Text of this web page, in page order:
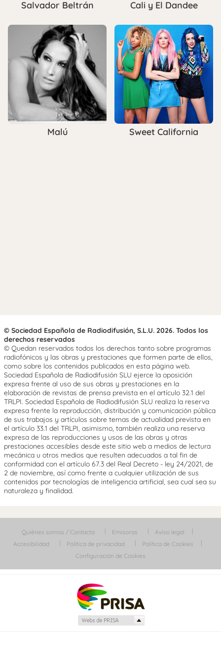
Salvador Beltrán Cali y El Dandee
Malú Sweet California
© Sociedad Española de Radiodifusión, S.L.U. 2026. Todos los
derechos reservados
© Quedan reservados todos los derechos tanto sobre programas
radiofónicos y las obras y prestaciones que formen parte de ellos,
como sobre los contenidos publicados en esta página web.
Sociedad Española de Radiodifusión SLU ejerce la oposición
expresa frente al uso de sus obras y prestaciones en la
elaboración de revistas de prensa prevista en el artículo 32.1 del
TRLPI. Sociedad Española de Radiodifusión SLU realiza la reserva
expresa frente la reproducción, distribución y comunicación pública
de sus trabajos y artículos sobre temas de actualidad prevista en
el artículo 33.1 del TRLPI, asimismo, también realiza una reserva
expresa de las reproducciones y usos de las obras y otras
prestaciones accesibles desde este sitio web a medios de lectura
mecánica u otros medios que resulten adecuados a tal fin de
conformidad con el artículo 67.3 del Real Decreto - ley 24/2021, de
2 de noviembre, así como frente a cualquier utilización de sus
contenidos por tecnologías de inteligencia artificial, sea cual sea su
naturaleza y finalidad.
Quiénes somos / Contacta Emisoras
Aviso legal
Accesibilidad
Política de privacidad
Política de Cookies
Configuración de Cookies